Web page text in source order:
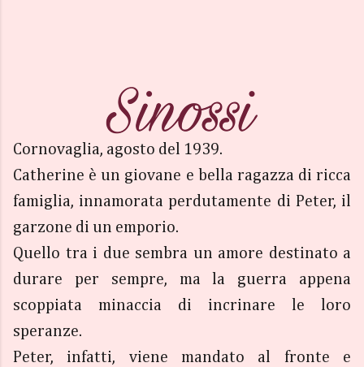
Cornovaglia, agosto del 1939.
Catherine è un giovane e bella ragazza di ricca
famiglia, innamorata perdutamente di Peter, il
garzone di un emporio.
Quello tra i due sembra un amore destinato a
durare per sempre, ma la guerra appena
scoppiata minaccia di incrinare le loro
speranze.
Peter, infatti, viene mandato al fronte e